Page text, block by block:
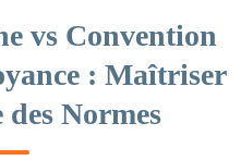
vs Convention
: Maîtriser
Normes